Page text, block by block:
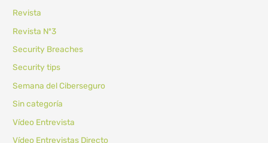
Revista
Revista Nº3
Security Breaches
Security tips
Semana del Ciberseguro
Sin categoría
Vídeo Entrevista
Vídeo Entrevistas Directo